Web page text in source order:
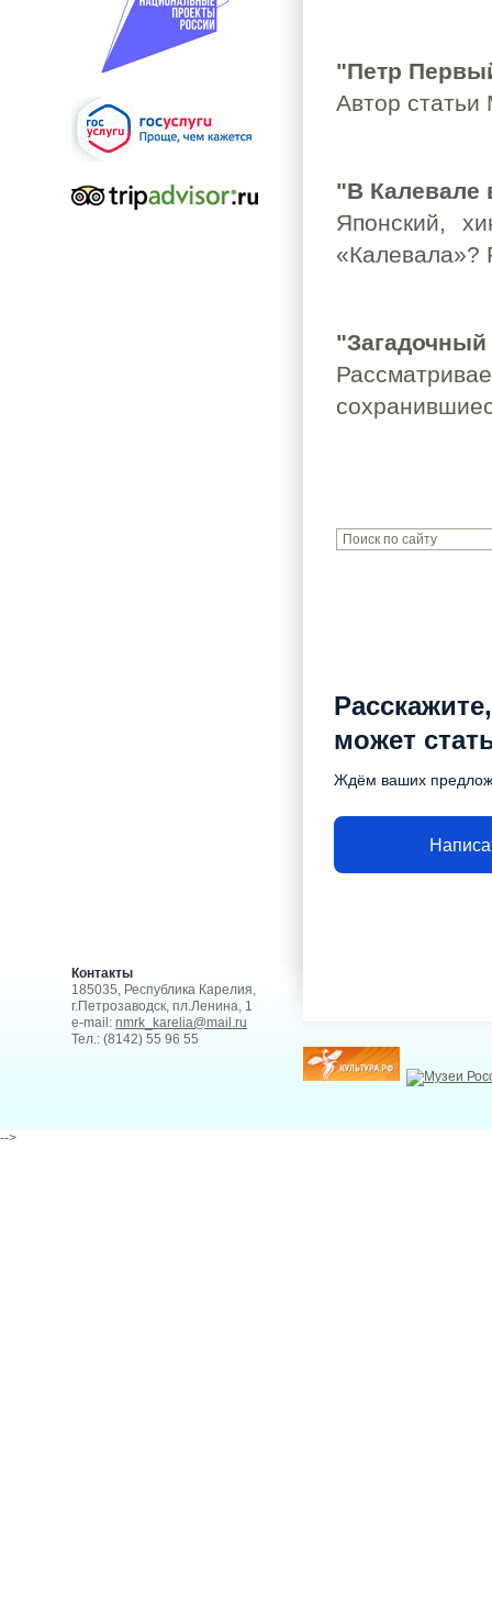
"Петр
Автор
"В Калевале
Японский,
«Калевала»?
может
Ждём ваших
Контакты
185035, Республика Карелия,
г.Петрозаводск, пл.Ленина, 1
e-mail: nmrk_karelia@mail.ru
Тел.: (8142) 55 96 55
-->